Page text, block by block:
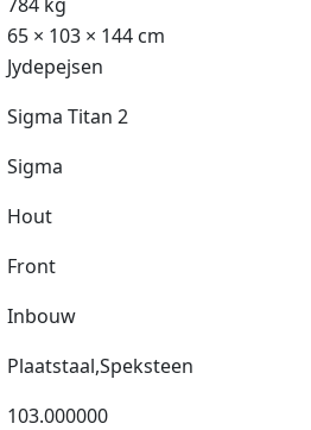
65 × 103 × 144 cm
Jydepejsen
Sigma Titan 2
Sigma
Hout
Front
Inbouw
Plaatstaal,Speksteen
103.000000